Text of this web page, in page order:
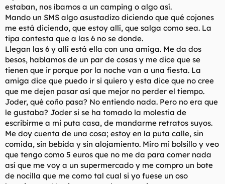
estaban, nos íbamos a un camping o algo así.
Mando un SMS algo asustadizo diciendo que qué cojones
me está diciendo, que estoy allí, que salga como sea. La
tipa contesta que a las 6 no se donde.
Llegan las 6 y allí está ella con una amiga. Me da dos
besos, hablamos de un par de cosas y me dice que se
tienen que ir porque por la noche van a una fiesta. La
amiga dice que puedo ir si quiero y esta dice que no cree
que me dejen pasar así que mejor no perder el tiempo.
Joder, qué coño pasa? No entiendo nada. Pero no era que
le gustaba? Joder si se ha tomado la molestia de
escribirme a mi puta casa, de mandarme retratos suyos.
Me doy cuenta de una cosa; estoy en la puta calle, sin
comida, sin bebida y sin alojamiento. Miro mi bolsillo y veo
que tengo como 5 euros que no me da para comer nada
así que me voy a un supermercado y me compro un bote
de nocilla que me como tal cual si yo fuese un oso